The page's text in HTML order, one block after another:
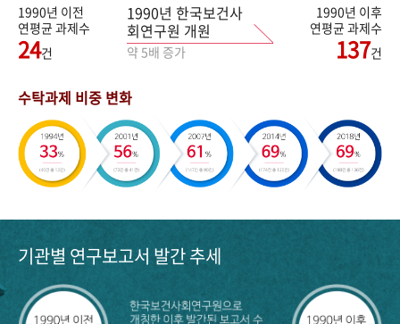
1990년 이전
연평균 과제수
24건
1990년 한국보건사
회연구원 개원
약 5배 증가
1990년 이후
연평균 과제수
137건
수탁과제 비중 변화
기관별 연구보고서 발간 추세